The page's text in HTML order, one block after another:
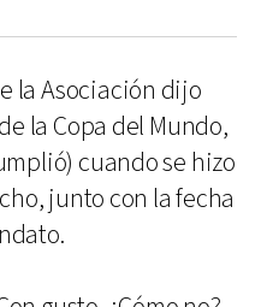
la Asociación dijo
la Copa del Mundo,
cuando se hizo
junto con la fecha